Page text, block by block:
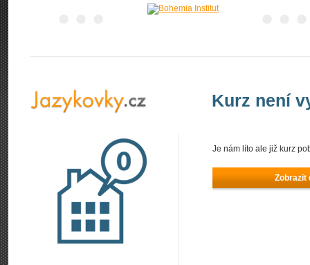
Kurz není
Je nám líto ale již kurz
Zobrazit